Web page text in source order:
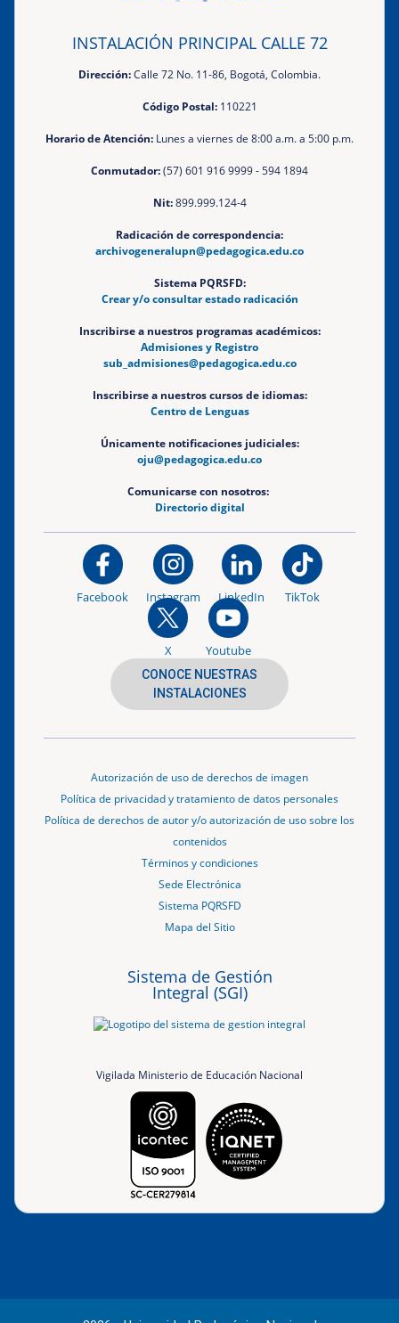
INSTALACIÓN PRINCIPAL CALLE 72
Dirección:Calle 72 No. 11-86, Bogotá, Colombia.
Código Postal:110221
Horario de Atención: Lunes a viernes de 8:00 a.m. a 5:00 p.m.
Conmutador:(57) 601 916 9999 - 594 1894
Nit:899.999.124-4
Radicación de correspondencia:
archivogeneralupn@pedagogica.edu.co
Sistema PQRSFD:
Crear y/o consultar estado radicación
Inscribirse a nuestros programas académicos:
Admisiones y Registro
sub_admisiones@pedagogica.edu.co
Inscribirse a nuestros cursos de idiomas:
Centro de Lenguas
Únicamente notificaciones judiciales:
oju@pedagogica.edu.co
Comunicarse con nosotros:
Directorio digital
Facebook Instagram LinkedIn TikTok
X Youtube
CONOCE NUESTRAS
INSTALACIONES
Autorización de uso de derechos de imagen
Política de privacidad y tratamiento de datos personales
Política de derechos de autor y/o autorización de uso sobre los
contenidos
Términos y condiciones
Sede Electrónica
Sistema PQRSFD
Mapa del Sitio
Sistema de Gestión
Integral (SGI)
Vigilada Ministerio de Educación Nacional